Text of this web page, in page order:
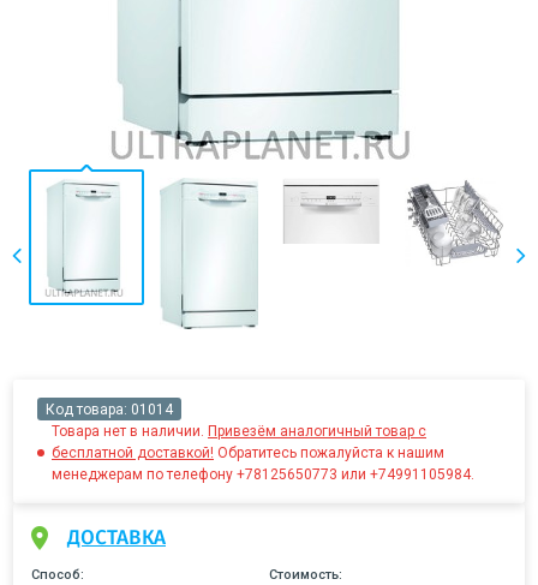
Код товара: 01014
Товара нет в наличии. Привезём аналогичный товар с
бесплатной доставкой! Обратитесь пожалуйста к нашим
менеджерам по телефону +78125650773 или +74991105984.
ДОСТАВКА
Способ: Стоимость: